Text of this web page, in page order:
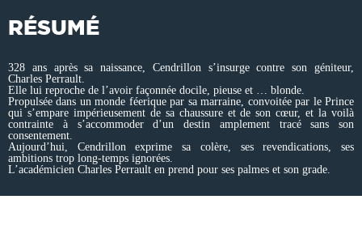
RÉSUMÉ
328 ans après sa naissance, Cendrillon s’insurge contre son géniteur,
Charles Perrault.
Elle lui reproche de l’avoir façonnée docile, pieuse et … blonde.
Propulsée dans un monde féerique par sa marraine, convoitée par le Prince
qui s’empare impérieusement de sa chaussure et de son cœur, et la voilà
contrainte à s’accommoder d’un destin amplement tracé sans son
consentement.
Aujourd’hui, Cendrillon exprime sa colère, ses revendications, ses
ambitions trop long-temps ignorées.
L’académicien Charles Perrault en prend pour ses palmes et son grade.